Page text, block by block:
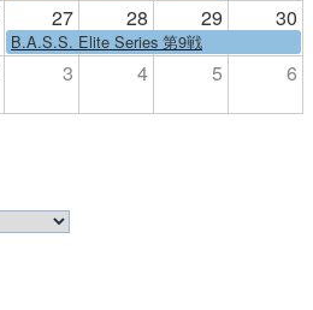
27 28 29 30
B.A.S.S. Elite Series 第9戦
3 4 5 6